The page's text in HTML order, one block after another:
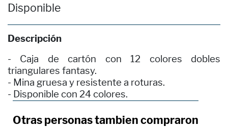
Disponible
Descripción
- Caja de cartón con 12 colores dobles
triangulares fantasy.
- Mina gruesa y resistente a roturas.
- Disponible con 24 colores.
Otras personas tambien compraron